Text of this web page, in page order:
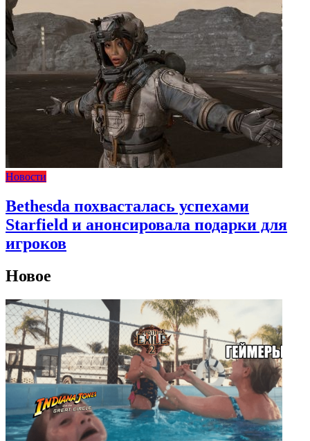
Новости
Bethesda похвасталась успехами
Starfield и анонсировала подарки для
игроков
Новое